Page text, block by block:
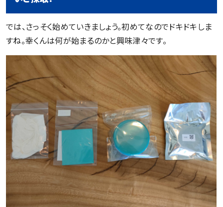
では、さっそく始めていきましょう。初めてなのでドキドキしま
すね。幸くんは何が始まるのかと興味津々です。